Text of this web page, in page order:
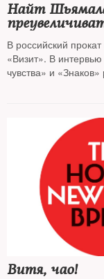
Найт
В российский
«Визит». В
чувства» и
Витя, чао!